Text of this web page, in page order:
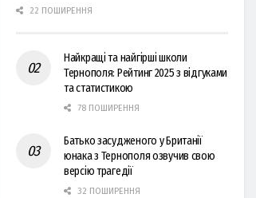
22 ПОШИРЕННЯ
Найкращі та найгірші школи
Тернополя: Рейтинг 2025 з відгуками
та статистикою
78 ПОШИРЕННЯ
Батько засудженого у Британії
юнака з Тернополя озвучив свою
версію трагедії
32 ПОШИРЕННЯ